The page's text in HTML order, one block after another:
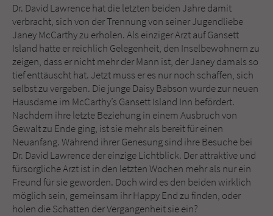
Dr. David Lawrence hat die letzten beiden Jahre damit
verbracht, sich von der Trennung von seiner Jugendliebe
Janey McCarthy zu erholen. Als einziger Arzt auf Gansett
Island hatte er reichlich Gelegenheit, den Inselbewohnern zu
zeigen, dass er nicht mehr der Mann ist, der Janey damals so
tief enttäuscht hat. Jetzt muss er es nur noch schaffen, sich
selbst zu vergeben. Die junge Daisy Babson wurde zur neuen
Hausdame im McCarthy’s Gansett Island Inn befördert.
Nachdem ihre letzte Beziehung in einem Ausbruch von
Gewalt zu Ende ging, ist sie mehr als bereit für einen
Neuanfang. Während ihrer Genesung sind ihre Besuche bei
Dr. David Lawrence der einzige Lichtblick. Der attraktive und
fürsorgliche Arzt ist in den letzten Wochen mehr als nur ein
Freund für sie geworden. Doch wird es den beiden wirklich
möglich sein, gemeinsam ihr Happy End zu finden, oder
holen die Schatten der Vergangenheit sie ein?
Name fe_typo_user
Anbieter Literatur-Couch Medien GmbH & Co. KG
Laufzeit Session
Zweck
Dieses Cookie gewährleistet die
Kommunikation der Webseite mit dem
Benutzer. Es wird benötigt um z. B. den
Sicherheitscode des Kontaktformulars zu
überprüfen.